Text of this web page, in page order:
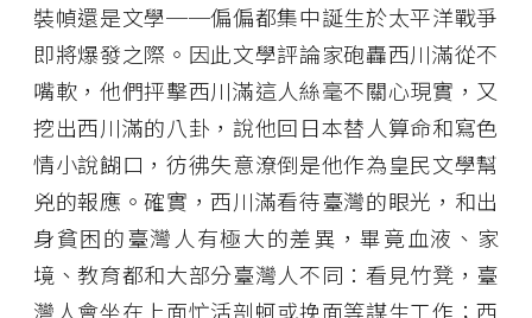
裝幀還是文學──偏偏都集中誕生於太平洋戰爭
即將爆發之際。因此文學評論家砲轟西川滿從不
嘴軟，他們抨擊西川滿這人絲毫不關心現實，又
挖出西川滿的八卦，說他回日本替人算命和寫色
情小說餬口，彷彿失意潦倒是他作為皇民文學幫
兇的報應。確實，西川滿看待臺灣的眼光，和出
身貧困的臺灣人有極大的差異，畢竟血液、家
境、教育都和大部分臺灣人不同：看見竹凳，臺
灣人會坐在上面忙活剖蚵或挽面等謀生工作；西